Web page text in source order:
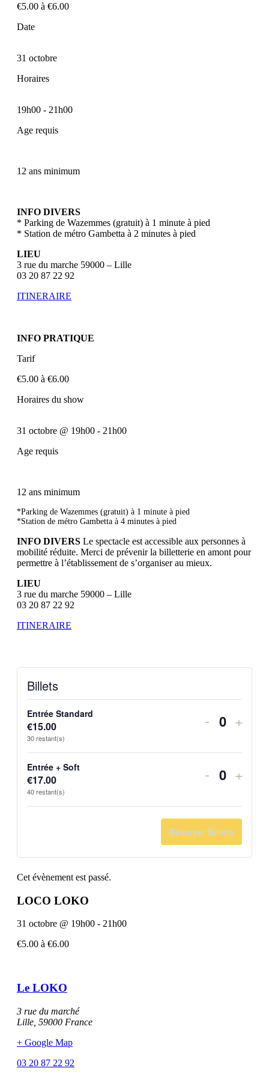
€5.00 à €6.00
Date
31 octobre
Horaires
19h00 - 21h00
Age requis
12 ans minimum
INFO DIVERS
* Parking de Wazemmes (gratuit) à 1 minute à pied
* Station de métro Gambetta à 2 minutes à pied
LIEU
3 rue du marche 59000 – Lille
03 20 87 22 92
ITINERAIRE
INFO PRATIQUE
Tarif
€5.00 à €6.00
Horaires du show
31 octobre @ 19h00 - 21h00
Age requis
12 ans minimum
*Parking de Wazemmes (gratuit) à 1 minute à pied
*Station de métro Gambetta à 4 minutes à pied
INFO DIVERS Le spectacle est accessible aux personnes à
mobilité réduite. Merci de prévenir la billetterie en amont pour
permettre à l’établissement de s’organiser au mieux.
LIEU
3 rue du marche 59000 – Lille
03 20 87 22 92
ITINERAIRE
Billets
Entrée Standard
€15.00
30restant(s)
Diminuer
de
billets
pour
Entrée
-
de
pour
+
Entrée + Soft
€17.00
40restant(s)
Diminuer
quantité
de
billets
- +
Réserver Billets
Cet évènement est passé.
LOCO LOKO
31 octobre @ 19h00 - 21h00
€5.00 à €6.00
Le LOKO
3 rue du marché
Lille 59000 France
+ Google Map
03 20 87 22 92